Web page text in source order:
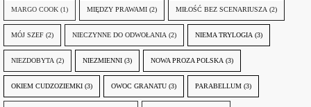
MARGO COOK (1) MIĘDZY PRAWAMI (2) MIŁOŚĆ BEZ SCENARIUSZA (2)
MÓJ SZEF (2) NIECZYNNE DO ODWOŁANIA (2) NIEMA TRYLOGIA (3)
NIEZDOBYTA (2) NIEZMIENNI (3) NOWA PROZA POLSKA (3)
OKIEM CUDZOZIEMKI (3) OWOC GRANATU (3) PARABELLUM (3)